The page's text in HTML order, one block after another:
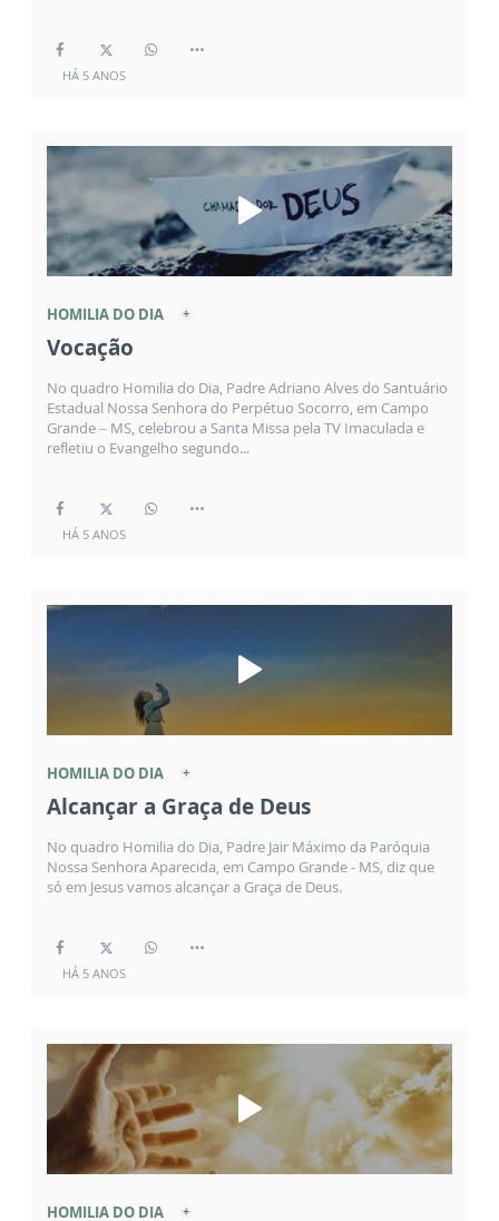
HÁ 5 ANOS
HOMILIA DO DIA
Vocação
No quadro Homilia do Dia, Padre Adriano Alves do Santuário
Estadual Nossa Senhora do Perpétuo Socorro, em Campo
Grande – MS, celebrou a Santa Missa pela TV Imaculada e
refletiu o Evangelho segundo...
HÁ 5 ANOS
HOMILIA DO DIA
Alcançar a Graça de Deus
No quadro Homilia do Dia, Padre Jair Máximo da Paróquia
Nossa Senhora Aparecida, em Campo Grande - MS, diz que
só em Jesus vamos alcançar a Graça de Deus.
HÁ 5 ANOS
HOMILIA DO DIA